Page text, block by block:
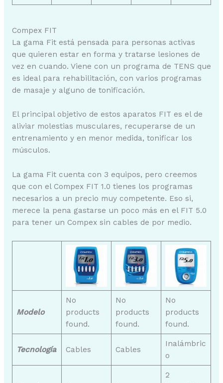
Compex FIT
La gama Fit está pensada para personas activas
que quieren estar en forma y tratarse lesiones de
vez en cuando. Viene con un programa de TENS que
es ideal para rehabilitación, con varios programas
de masaje y alguno de tonificación.
El principal objetivo de estos aparatos FIT es el de
aliviar molestias musculares, recuperarse de un
entrenamiento y en menor medida, tonificar los
músculos.
La gama Fit cuenta con 3 equipos, pero creemos
que con el Compex FIT 1.0 tienes los programas
necesarios a un precio muy competente. Eso si,
merece la pena gastarse un poco más en el FIT 5.0
para tener un Compex sin cables de por medio.
Modelo
No
products
found.
No
products
found.
No
products
found.
Tecnología Cables Cables
Inalámbric
o
2